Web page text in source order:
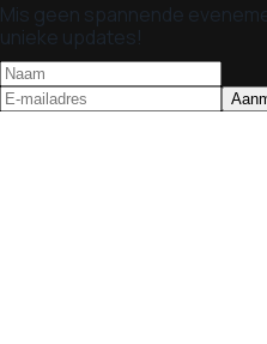
Mis geen spannende
unieke updates!